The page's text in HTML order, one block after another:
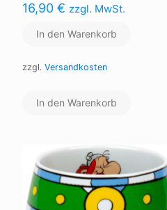
16,90 € zzgl. MwSt.
In den Warenkorb
zzgl. Versandkosten
In den Warenkorb